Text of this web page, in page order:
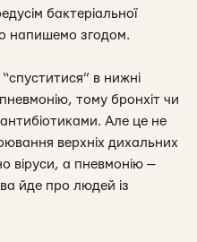
бактеріальної
напишемо згодом.
в нижні
тому бронхіт чи
антибіотиками. Але це не
верхніх дихальних
віруси, а пневмонію —
йде про людей із